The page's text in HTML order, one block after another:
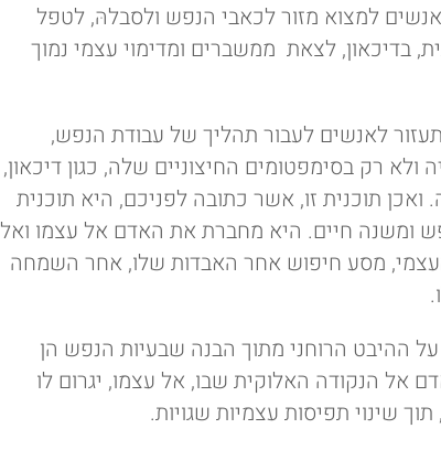
למצוא מזור לכאבי הנפש ולסבלהּ, לטפל
בדיכאון, לצאת ממשברים ומדימוי עצמי נמוך
לאנשים לעבור תהליך של עבודת הנפש,
רק בסימפטומים החיצוניים שלה, כגון דיכאון,
תוכנית זו, אשר כתובה לפניכם, היא תוכנית
ומשנה חיים. היא מחברת את האדם אל עצמו ואל
מסע חיפוש אחר האבדות שלו, אחר השמחה
ההיבט הרוחני מתוך הבנה שבעיות הנפש הן
אל הנקודה האלוקית שבו, אל עצמו, יגרום לו
שינוי תפיסות עצמיות שגויות.